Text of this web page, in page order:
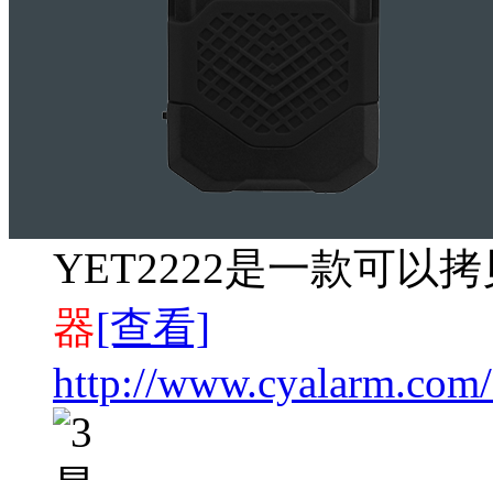
YET2222是一款可以
器[查看]
http://